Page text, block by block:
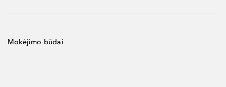
Mokėjimo būdai